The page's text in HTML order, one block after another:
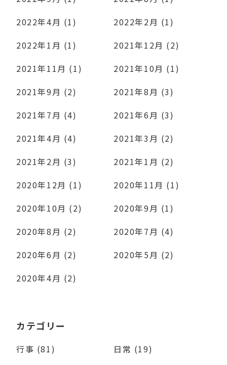
2022年4月 (1)
2022年2月 (1)
2022年1月 (1)
2021年12月 (2)
2021年11月 (1)
2021年10月 (1)
2021年9月 (2)
2021年8月 (3)
2021年7月 (4)
2021年6月 (3)
2021年4月 (4)
2021年3月 (2)
2021年2月 (3)
2021年1月 (2)
2020年12月 (1)
2020年11月 (1)
2020年10月 (2)
2020年9月 (1)
2020年8月 (2)
2020年7月 (4)
2020年6月 (2)
2020年5月 (2)
2020年4月 (2)
カテゴリー
行事 (81)
日常 (19)